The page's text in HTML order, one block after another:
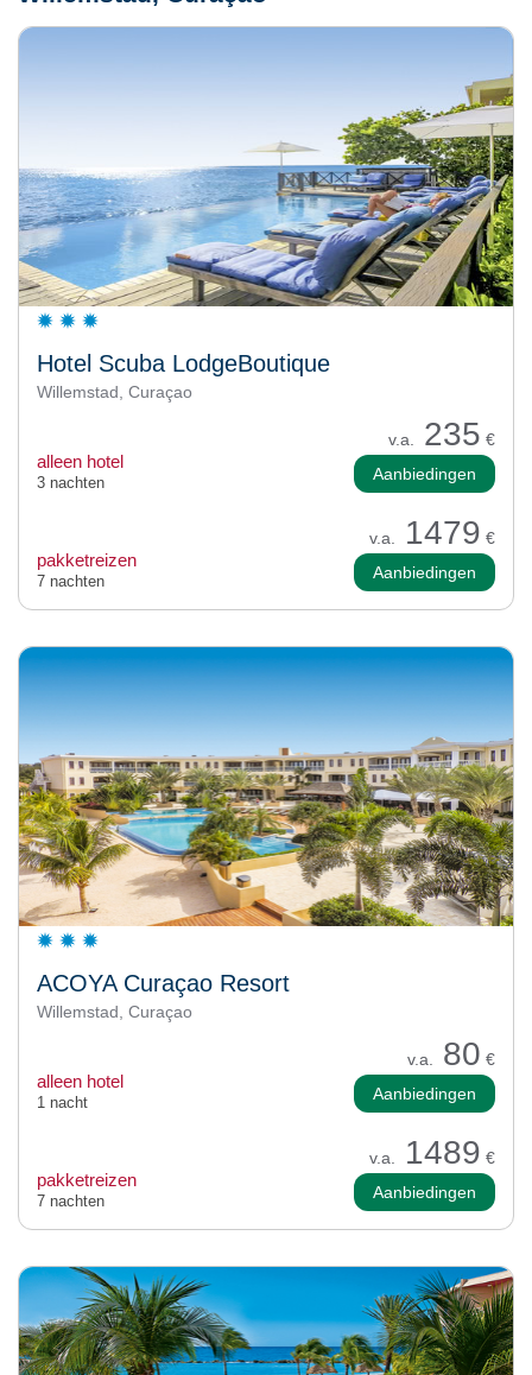
Hotel Scuba LodgeBoutique
Willemstad, Curaçao
v.a. 235 €
alleen hotel
3 nachten Aanbiedingen
v.a. 1479 €
pakketreizen
7 nachten Aanbiedingen
ACOYA Curaçao Resort
Willemstad, Curaçao
v.a. 80 €
alleen hotel
1 nacht Aanbiedingen
v.a. 1489 €
pakketreizen
7 nachten Aanbiedingen